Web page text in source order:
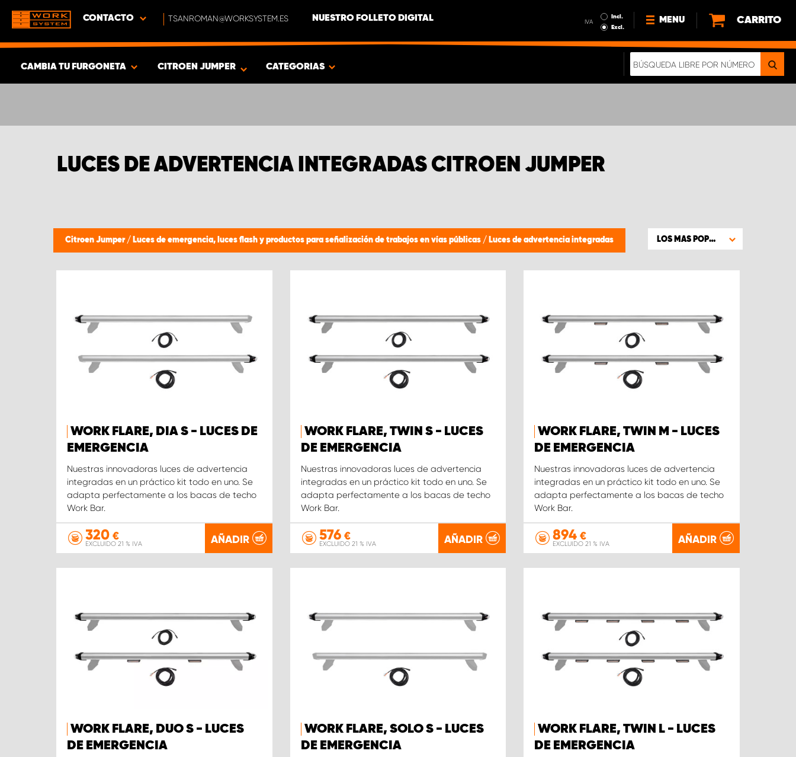
CONTACTO TSANROMAN@WORKSYSTEM.ES NUESTRO FOLLETO DIGITAL IVA
Incl.
Excl.
MENU
NOTICIAS
CARRITO
CAMBIA TU FURGONETA
PRODUCTOS
CITROEN JUMPER CATEGORIAS
LUCES DE ADVERTENCIA INTEGRADAS CITROEN JUMPER
Citroen Jumper / Luces de emergencia, luces flash y productos para señalización de trabajos en vías públicas / Luces de advertencia integradas LOS MAS POPULARES
WORK FLARE, DIA S - LUCES DE
EMERGENCIA
Nuestras innovadoras luces de advertencia
integradas en un práctico kit todo en uno. Se
adapta perfectamente a los bacas de techo
Work Bar.
320 €
EXCLUIDO 21 % IVA AÑADIR
WORK FLARE, TWIN S - LUCES
DE EMERGENCIA
Nuestras innovadoras luces de advertencia
integradas en un práctico kit todo en uno. Se
adapta perfectamente a los bacas de techo
Work Bar.
576€
EXCLUIDO 21 % IVA AÑADIR
WORK FLARE, TWIN M - LUCES
DE EMERGENCIA
Nuestras innovadoras luces de advertencia
integradas en un práctico kit todo en uno. Se
adapta perfectamente a los bacas de techo
Work Bar.
894 €
EXCLUIDO 21 % IVA AÑADIR
WORK FLARE, DUO S - LUCES
DE EMERGENCIA
WORK FLARE, SOLO S - LUCES
DE EMERGENCIA
WORK FLARE, TWIN L - LUCES
DE EMERGENCIA